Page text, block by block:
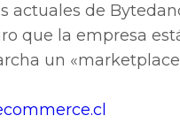
actuales de
que la empresa
un